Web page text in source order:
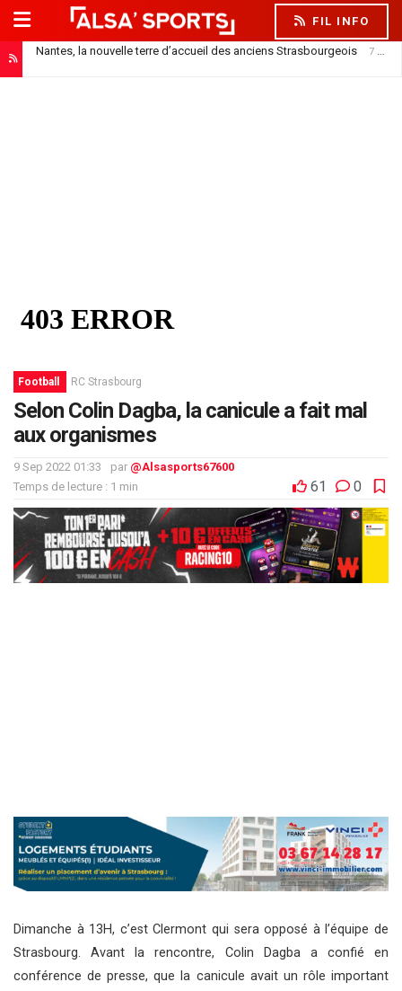
FIL INFO
Nantes, la nouvelle terre d’accueil des anciens Strasbourgeois 7 août 2026
Football RC Strasbourg
Selon Colin Dagba, la canicule a fait mal
aux organismes
9 Sep 2022 01:33 par @Alsasports67600
Temps de lecture : 1 min
61 0
Dimanche à 13H, c’est Clermont qui sera opposé à l’équipe de
Strasbourg. Avant la rencontre, Colin Dagba a confié en
conférence de presse, que la canicule avait un rôle important